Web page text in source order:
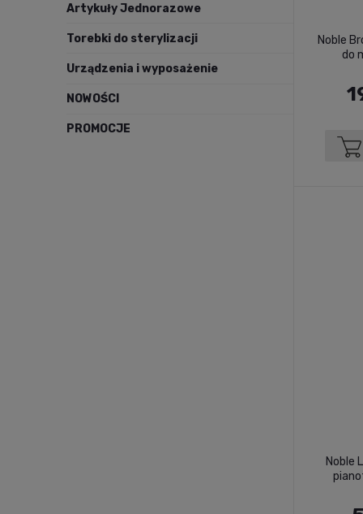
Artykuły Jednorazowe
Torebki do sterylizacji
Urządzenia i wyposażenie
NOWOŚCI
PROMOCJE
Noble
do
Noble